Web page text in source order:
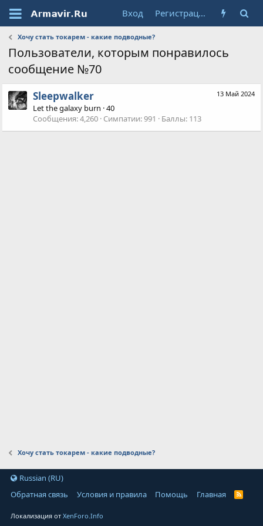
Вход Регистрация
Хочу стать токарем - какие подводные?
Пользователи, которым понравилось
сообщение №70
13 Май 2024
Sleepwalker
Let the galaxy burn ·40
Сообщения 4,260 Симпатии 991 Баллы 113
Хочу стать токарем - какие подводные?
Russian (RU)
Обратная связь
Условия и правила Помощь Главная
Локализация отXenForo.Info